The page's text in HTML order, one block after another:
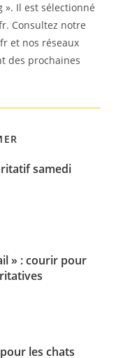
Il est sélectionné
Consultez notre
et nos réseaux
des prochaines
samedi
» : courir pour
les chats